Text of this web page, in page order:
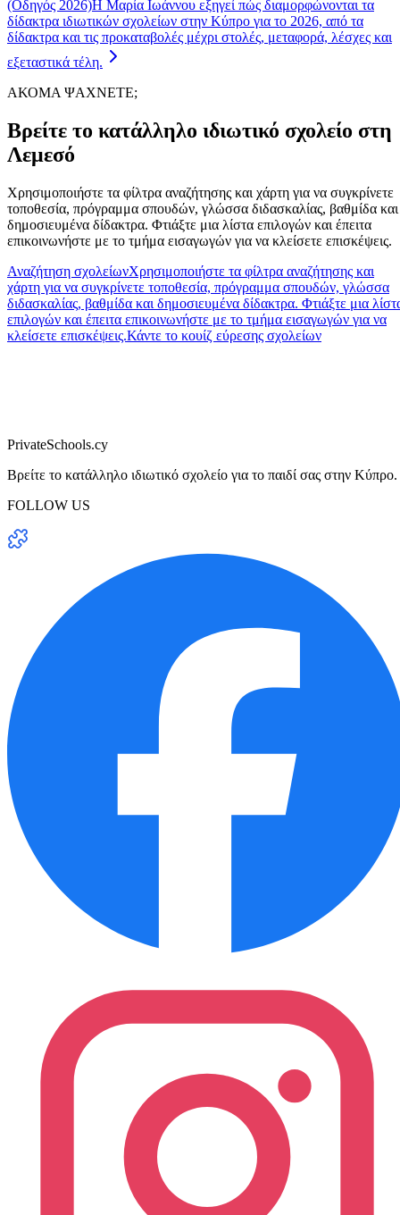
(Οδηγός 2026)Η Μαρία Ιωάννου εξηγεί πώς διαμορφώνονται τα
δίδακτρα ιδιωτικών σχολείων στην Κύπρο για το 2026, από τα
δίδακτρα και τις προκαταβολές μέχρι στολές, μεταφορά, λέσχες και
εξεταστικά τέλη.
ΑΚΟΜΑ ΨΑΧΝΕΤΕ;
Βρείτε το κατάλληλο ιδιωτικό σχολείο στη
Λεμεσό
Χρησιμοποιήστε τα φίλτρα αναζήτησης και χάρτη για να συγκρίνετε
τοποθεσία, πρόγραμμα σπουδών, γλώσσα διδασκαλίας, βαθμίδα και
δημοσιευμένα δίδακτρα. Φτιάξτε μια λίστα επιλογών και έπειτα
επικοινωνήστε με το τμήμα εισαγωγών για να κλείσετε επισκέψεις.
Αναζήτηση σχολείωνΧρησιμοποιήστε τα φίλτρα αναζήτησης και
χάρτη για να συγκρίνετε τοποθεσία, πρόγραμμα σπουδών, γλώσσα
διδασκαλίας, βαθμίδα και δημοσιευμένα δίδακτρα. Φτιάξτε μια
επιλογών και έπειτα επικοινωνήστε με το τμήμα εισαγωγών για να
κλείσετε επισκέψεις.Κάντε το κουίζ εύρεσης σχολείων
PrivateSchools.cy
Βρείτε το κατάλληλο ιδιωτικό σχολείο για το παιδί σας στην Κύπρο.
FOLLOW US